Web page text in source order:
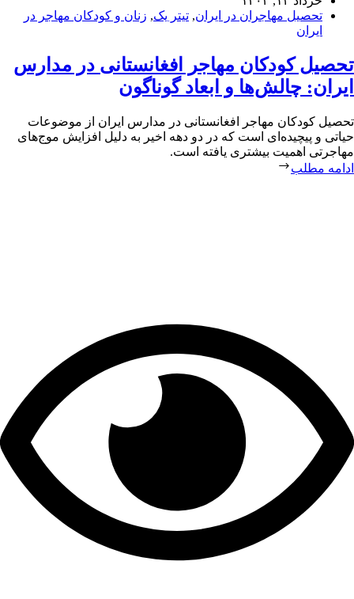
تحصیل مهاجران در ایران, تیتر یک, زنان و کودکان مهاجر در
ایران
تحصیل کودکان مهاجر افغانستانی در مدارس
ایران: چالش‌ها و ابعاد گوناگون
تحصیل کودکان مهاجر افغانستانی در مدارس ایران از موضوعات
حیاتی و پیچیده‌ای است که در دو دهه اخیر به دلیل افزایش موج‌های
مهاجرتی اهمیت بیشتری یافته است.
ادامه مطلب